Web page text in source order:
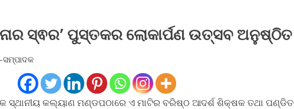
ସ୍ଵର’ ପୁସ୍ତକର ଲୋକାର୍ପଣ ଉତ୍ସବ ଅନୁଷ୍ଠିତ
ସମ୍ପାଦକ
ସ୍ଥାନୀୟ କଲ୍ୟାଣ ମଣ୍ଡପଠାରେ ଏ ମାଟିର ବରିଷ୍ଠ ଆଦର୍ଶ ଶିକ୍ଷକ ତଥା ପଣ୍ଡିତ